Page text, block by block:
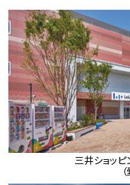
三井ショッ